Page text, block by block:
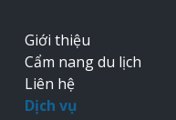
Giới thiệu
Cẩm nang du lịch
Liên hệ
Dịch vụ